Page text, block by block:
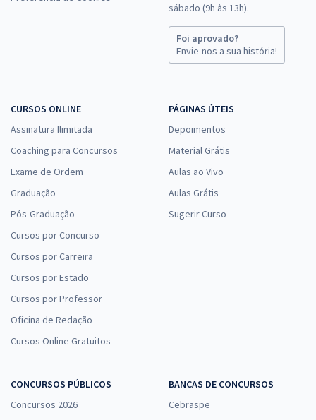
sábado (9h às 13h).
Foi aprovado?
Envie-nos a sua história!
CURSOS ONLINE
Assinatura Ilimitada
Coaching para Concursos
Exame de Ordem
Graduação
Pós-Graduação
Cursos por Concurso
Cursos por Carreira
Cursos por Estado
Cursos por Professor
Oficina de Redação
Cursos Online Gratuitos
PÁGINAS ÚTEIS
Depoimentos
Material Grátis
Aulas ao Vivo
Aulas Grátis
Sugerir Curso
CONCURSOS PÚBLICOS
Concursos 2026
BANCAS DE CONCURSOS
Cebraspe